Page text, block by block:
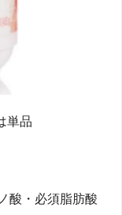
単品
酸・必須脂肪酸